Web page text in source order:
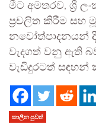
මීට අමතරව, ශ්‍රී
ප්‍රචලිත කිරීම සහ
නවෝත්පාදනයන්
වැදගත් වනු ඇති
වැඩිදුරටත් සඳහන්
කාලීන පුවත්